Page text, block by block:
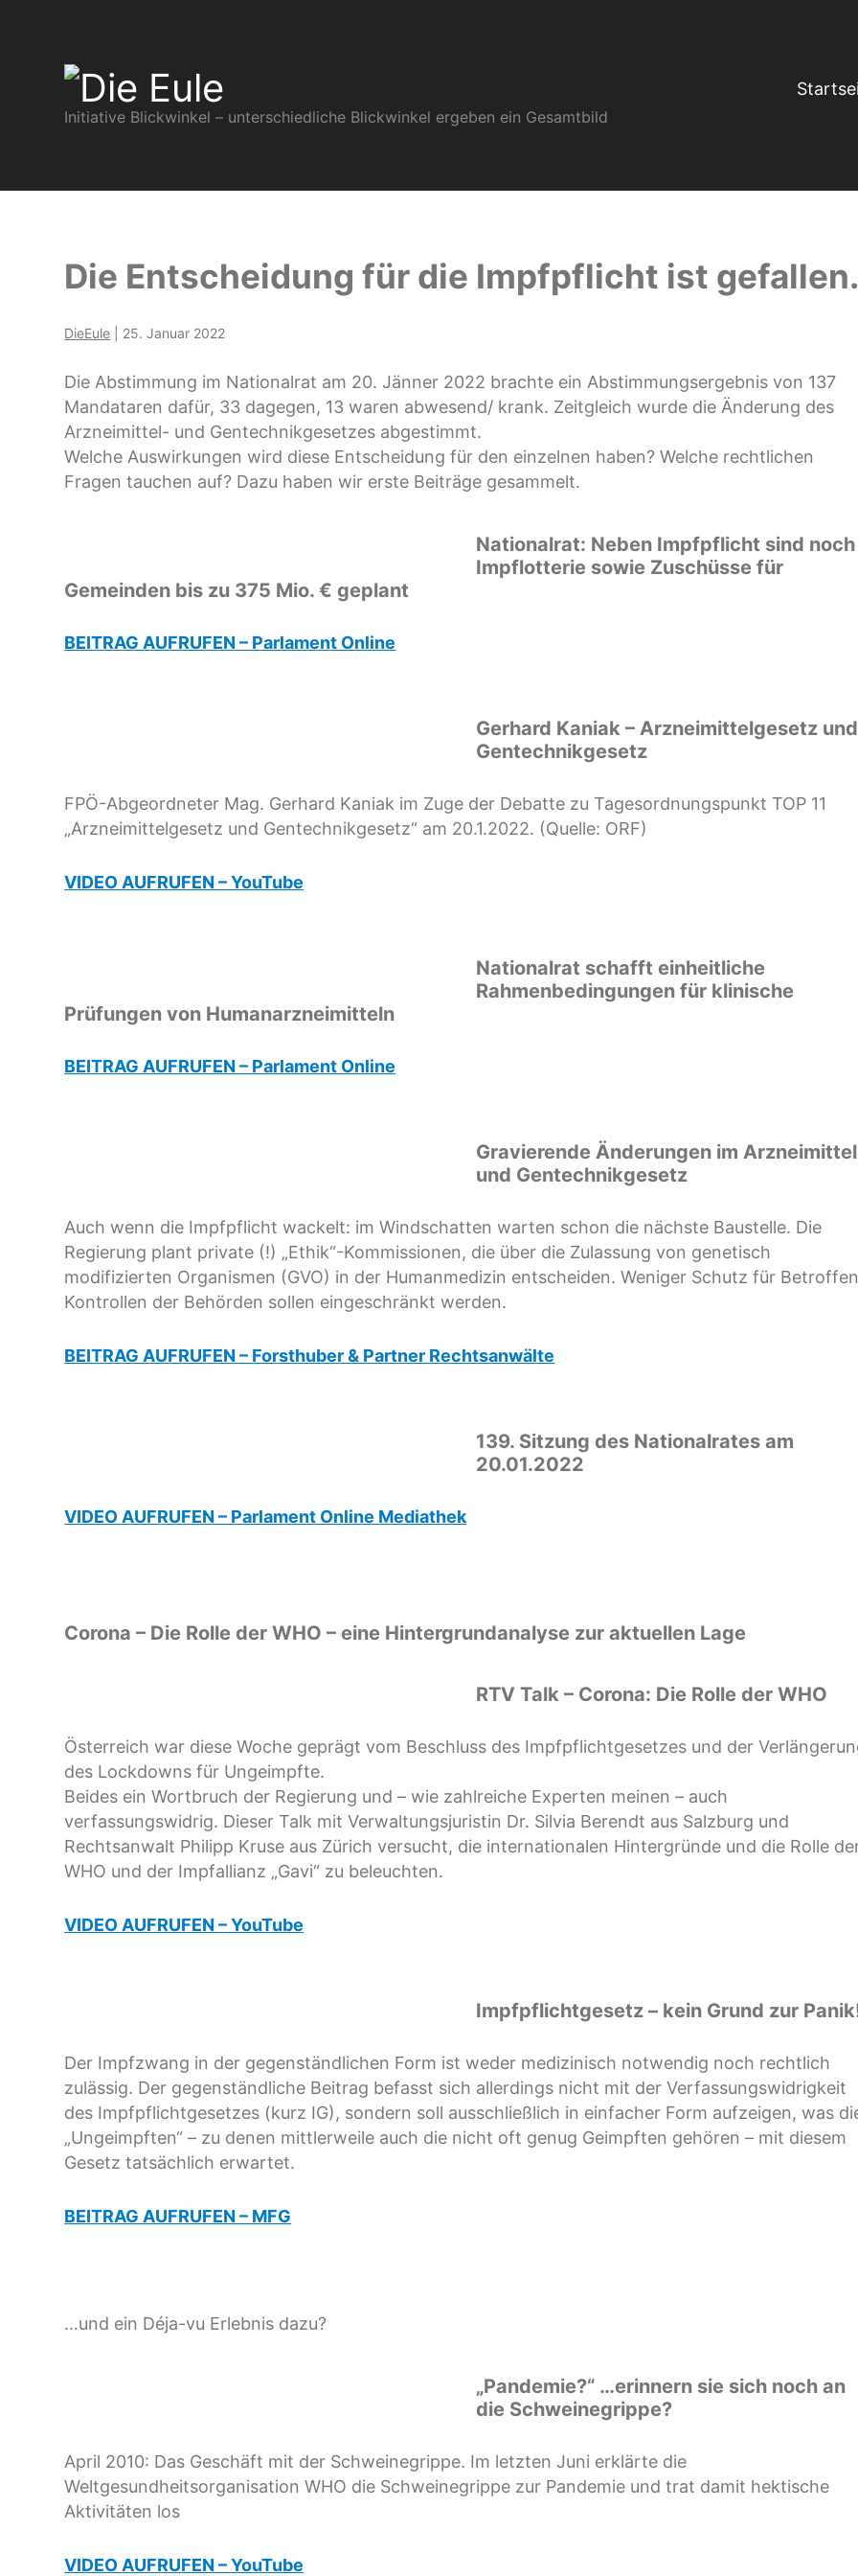
Die
Eule
Initiative Blickwinkel – unterschiedliche Blickwinkel ergeben ein Gesamtbild
Die Entscheidung für die Impfpflicht ist
DieEule 25. Januar 2022
Die Abstimmung im Nationalrat am 20. Jänner 2022 brachte ein Abstimmungsergebnis von 137
Mandataren dafür, 33 dagegen, 13 waren abwesend/ krank. Zeitgleich wurde die Änderung des
Arzneimittel- und Gentechnikgesetzes abgestimmt.
Welche Auswirkungen wird diese Entscheidung für den einzelnen haben? Welche rechtlichen
Fragen tauchen auf? Dazu haben wir erste Beiträge gesammelt.
Nationalrat: Neben Impfpflicht sind noch
Impflotterie sowie Zuschüsse für
Gemeinden bis zu 375 Mio. € geplant
BEITRAG AUFRUFEN – Parlament Online
Gerhard Kaniak – Arzneimittelgesetz und
Gentechnikgesetz
FPÖ-Abgeordneter Mag. Gerhard Kaniak im Zuge der Debatte zu Tagesordnungspunkt TOP 11
„Arzneimittelgesetz und Gentechnikgesetz“ am 20.1.2022. (Quelle: ORF)
VIDEO AUFRUFEN – YouTube
Nationalrat schafft einheitliche
Rahmenbedingungen für klinische
Prüfungen von Humanarzneimitteln
BEITRAG AUFRUFEN – Parlament Online
Gravierende Änderungen im
und Gentechnikgesetz
Auch wenn die Impfpflicht wackelt: im Windschatten warten schon die nächste Baustelle. Die
Regierung plant private (!) „Ethik“-Kommissionen, die über die Zulassung von genetisch
modifizierten Organismen (GVO) in der Humanmedizin entscheiden. Weniger Schutz für
Kontrollen der Behörden sollen eingeschränkt werden.
BEITRAG AUFRUFEN – Forsthuber & Partner Rechtsanwälte
139. Sitzung des Nationalrates am
20.01.2022
VIDEO AUFRUFEN – Parlament Online Mediathek
Corona – Die Rolle der WHO – eine Hintergrundanalyse zur aktuellen Lage
RTV Talk – Corona: Die Rolle der WHO
Österreich war diese Woche geprägt vom Beschluss des Impfpflichtgesetzes und der
des Lockdowns für Ungeimpfte.
Beides ein Wortbruch der Regierung und – wie zahlreiche Experten meinen – auch
verfassungswidrig. Dieser Talk mit Verwaltungsjuristin Dr. Silvia Berendt aus Salzburg und
Rechtsanwalt Philipp Kruse aus Zürich versucht, die internationalen Hintergründe und die Rolle
WHO und der Impfallianz „Gavi“ zu beleuchten.
VIDEO AUFRUFEN – YouTube
Impfpflichtgesetz – kein Grund zur
Der Impfzwang in der gegenständlichen Form ist weder medizinisch notwendig noch rechtlich
zulässig. Der gegenständliche Beitrag befasst sich allerdings nicht mit der Verfassungswidrigkeit
des Impfpflichtgesetzes (kurz IG), sondern soll ausschließlich in einfacher Form aufzeigen, was
„Ungeimpften“ – zu denen mittlerweile auch die nicht oft genug Geimpften gehören – mit diesem
Gesetz tatsächlich erwartet.
BEITRAG AUFRUFEN – MFG
…und ein Déja-vu Erlebnis dazu?
„Pandemie?“ …erinnern sie sich noch an
die Schweinegrippe?
April 2010: Das Geschäft mit der Schweinegrippe. Im letzten Juni erklärte die
Weltgesundheitsorganisation WHO die Schweinegrippe zur Pandemie und trat damit hektische
Aktivitäten los
VIDEO AUFRUFEN – YouTube